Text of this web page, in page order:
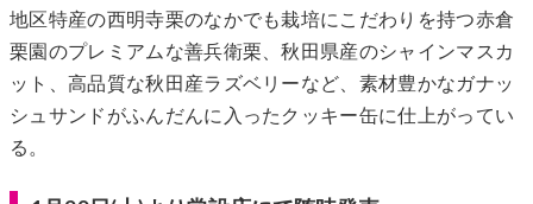
地区特産の西明寺栗のなかでも栽培にこだわりを持つ赤倉
栗園のプレミアムな善兵衛栗、秋田県産のシャインマスカ
ット、高品質な秋田産ラズベリーなど、素材豊かなガナッ
シュサンドがふんだんに入ったクッキー缶に仕上がってい
る。